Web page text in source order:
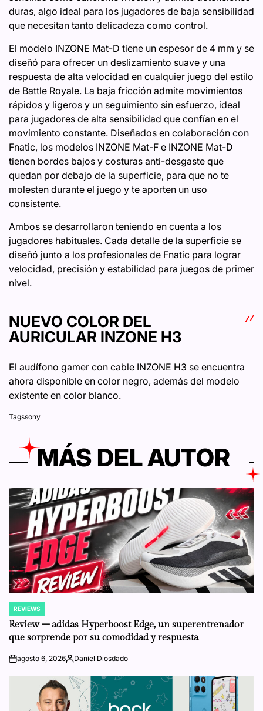
duras, algo ideal para los jugadores de baja sensibilidad
que necesitan tanto delicadeza como control.
El modelo INZONE Mat-D tiene un espesor de 4 mm y se
diseñó para ofrecer un deslizamiento suave y una
respuesta de alta velocidad en cualquier juego del estilo
de Battle Royale. La baja fricción admite movimientos
rápidos y ligeros y un seguimiento sin esfuerzo, ideal
para jugadores de alta sensibilidad que confían en el
movimiento constante. Diseñados en colaboración con
Fnatic, los modelos INZONE Mat-F e INZONE Mat-D
tienen bordes bajos y costuras anti-desgaste que
quedan por debajo de la superficie, para que no te
molesten durante el juego y te aporten un uso
consistente.
Ambos se desarrollaron teniendo en cuenta a los
jugadores habituales. Cada detalle de la superficie se
diseñó junto a los profesionales de Fnatic para lograr
velocidad, precisión y estabilidad para juegos de primer
nivel.
NUEVO COLOR DEL
AURICULAR INZONE H3
El audífono gamer con cable INZONE H3 se encuentra
ahora disponible en color negro, además del modelo
existente en color blanco.
Tagssony
MÁS DEL AUTOR
POSTED
IN
REVIEWS
Review – adidas Hyperboost Edge, un superentrenador
que sorprende por su comodidad y respuesta
onagosto 6, 2026Posted
Daniel Diosdado